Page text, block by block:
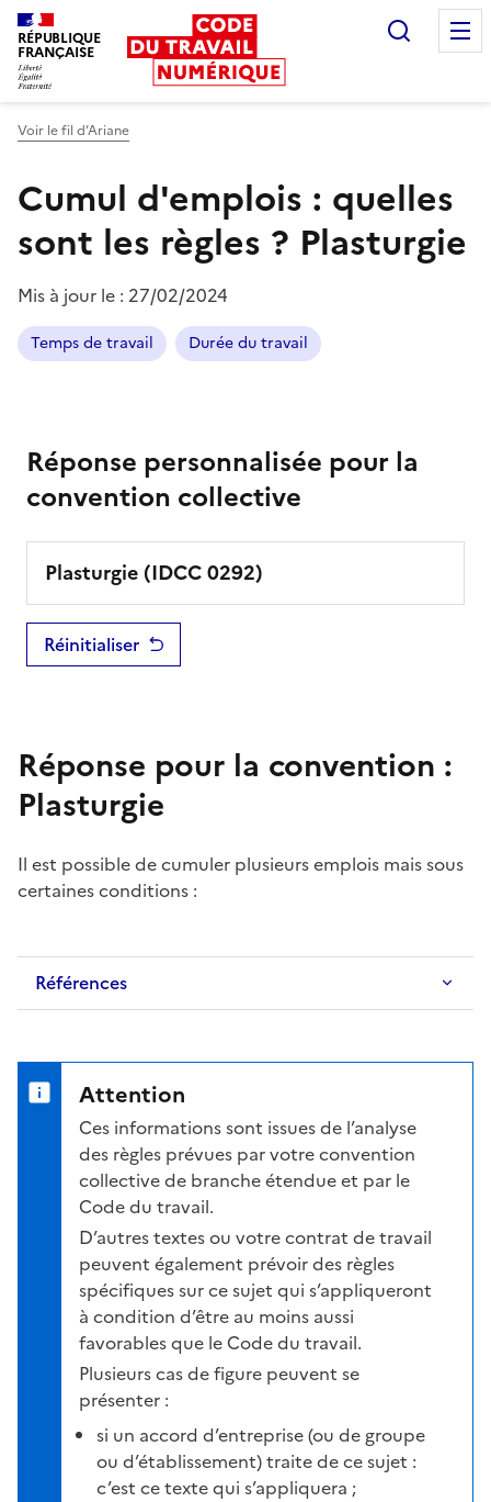
RÉPUBLIQUE
FRANÇAISE
Voir le fil d’Ariane
Cumul d'emplois : quelles
sont les règles ? Plasturgie
Mis à jour le : 27/02/2024
Temps de travail Durée du travail
Réponse personnalisée pour la
convention collective
Plasturgie (IDCC0292)
Réinitialiser
Réponse pour la convention :
Plasturgie
Il est possible de cumuler plusieurs emplois mais sous
certaines conditions :
Références
Attention
Ces informations sont issues de l’analyse
des règles prévues par votre convention
collective de branche étendue et par le
Code du travail.
D’autres textes ou votre contrat de travail
peuvent également prévoir des règles
spécifiques sur ce sujet qui s’appliqueront
à condition d’être au moins aussi
favorables que le Code du travail.
Plusieurs cas de figure peuvent se
présenter :
si un accord d’entreprise (ou de groupe
ou d’établissement) traite de ce sujet :
c’est ce texte qui s’appliquera ;